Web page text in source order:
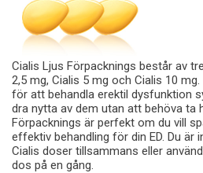
Cialis Ljus Förpacknings består av
2,5 mg, Cialis 5 mg och Cialis 10
för att behandla erektil dysfunktion
dra nytta av dem utan att behöva ta
Förpacknings är perfekt om du vill
effektiv behandling för din ED. Du
Cialis doser tillsammans eller
dos på en gång.